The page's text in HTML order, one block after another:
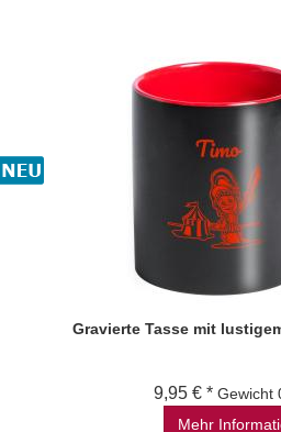
Gravierte Tasse mit
9,95 € * Gewicht
Mehr